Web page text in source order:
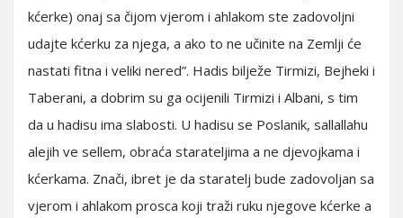
kćerke) onaj sa čijom vjerom i ahlakom ste zadovoljni
udajte kćerku za njega, a ako to ne učinite na Zemlji će
nastati fitna i veliki nered”. Hadis bilježe Tirmizi, Bejheki i
Taberani, a dobrim su ga ocijenili Tirmizi i Albani, s tim
da u hadisu ima slabosti. U hadisu se Poslanik, sallallahu
alejih ve sellem, obraća starateljima a ne djevojkama i
kćerkama. Znači, ibret je da staratelj bude zadovoljan sa
vjerom i ahlakom prosca koji traži ruku njegove kćerke a